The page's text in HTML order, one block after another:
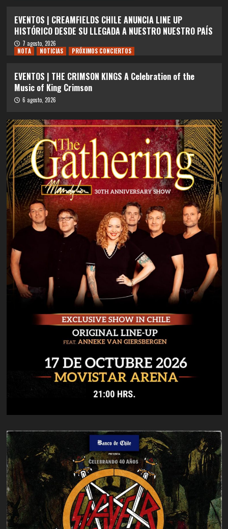
EVENTOS | CREAMFIELDS CHILE ANUNCIA LINE UP
HISTÓRICO DESDE SU LLEGADA A NUESTRO NUESTRO PAÍS
7 agosto, 2026
NOTA
NOTICIAS PRÓXIMOS CONCIERTOS
EVENTOS | THE CRIMSON KINGS A Celebration of the
Music of King Crimson
6 agosto, 2026